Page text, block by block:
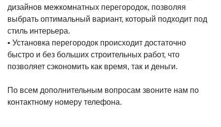
дизайнов межкомнатных перегородок, позволяя
выбрать оптимальный вариант, который подходит под
стиль интерьера.
• Установка перегородок происходит достаточно
быстро и без больших строительных работ, что
позволяет сэкономить как время, так и деньги.
По всем дополнительным вопросам звоните нам по
контактному номеру телефона.